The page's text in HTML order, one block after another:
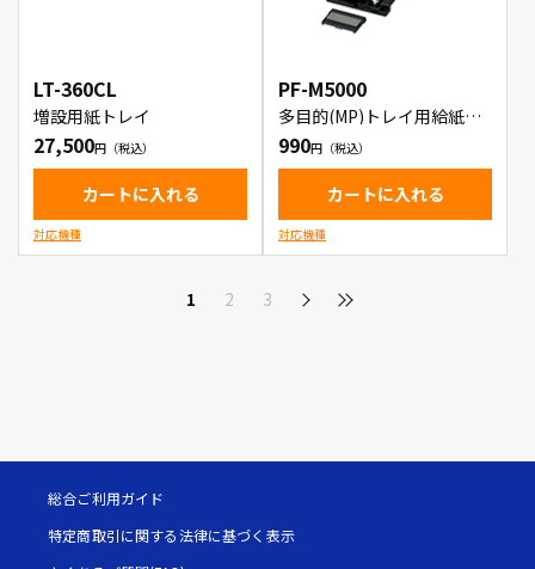
LT-360CL
増設用紙トレイ
27,500
カートに入れる
対応機種
PF-M5000
多目的(MP)トレイ用給紙
(PF)キット
990
カートに入れる
対応機種
1 2 3
総合ご利用ガイド
特定商取引に関する法律に基づく表示